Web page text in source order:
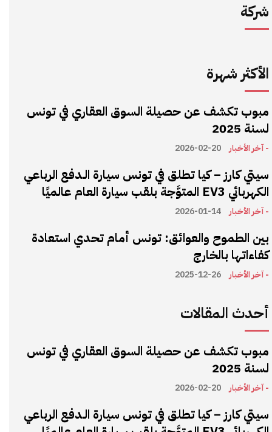
شركة
الأكثر شهرة
مبوب تكشف عن حصيلة السوق العقاري في تونس
لسنة 2025
- آخر الأخبار 2026-02-20
سيتي كارز – كيا تطلق في تونس سيارة الـدفع الرباعي
الكهربائي EV3 المتوَّجة بلقب سيارة العام عالميًا
- آخر الأخبار 2026-01-14
بين الطموح والعوائق: تونس أمام تحدي استعادة
كفاءاتها بالخارج
- آخر الأخبار 2025-12-26
أحدث المقالات
مبوب تكشف عن حصيلة السوق العقاري في تونس
لسنة 2025
- آخر الأخبار 2026-02-20
سيتي كارز – كيا تطلق في تونس سيارة الـدفع الرباعي